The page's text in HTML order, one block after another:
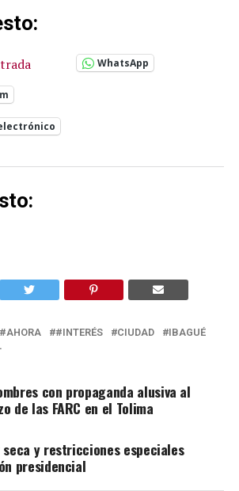
WhatsApp
#INTERÉS CIUDAD
IBAGUÉ
con propaganda alusiva al
de las FARC en el Tolima
y restricciones especiales
presidencial